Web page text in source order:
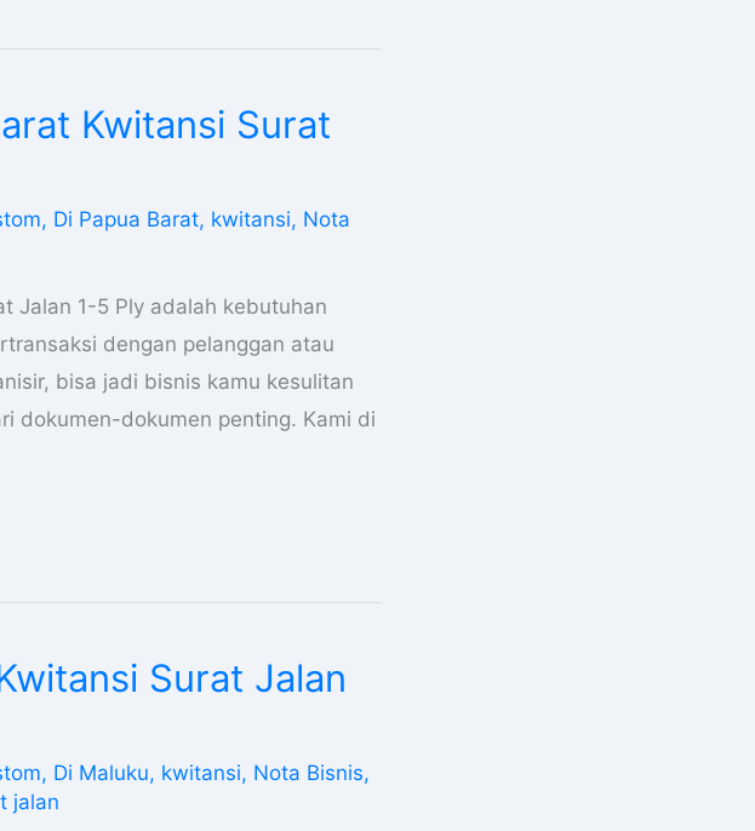
Kwitansi Surat
, Di Papua Barat, kwitansi, Nota
Jalan 1-5 Ply adalah kebutuhan
dengan pelanggan atau
bisa jadi bisnis kamu kesulitan
dokumen-dokumen penting. Kami di
Surat Jalan
, Di Maluku, kwitansi, Nota Bisnis,
jalan